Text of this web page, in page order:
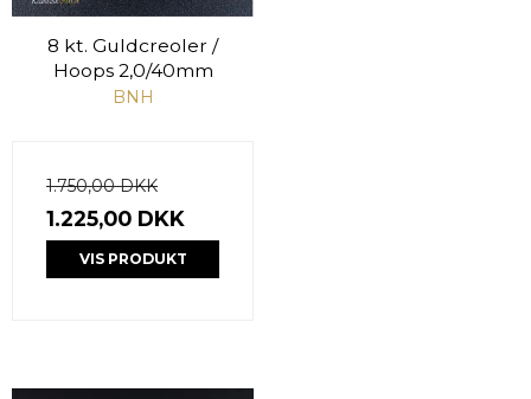
8 kt. Guldcreoler /
Hoops 2,0/40mm
BNH
1.750,00 DKK
1.225,00 DKK
VIS PRODUKT